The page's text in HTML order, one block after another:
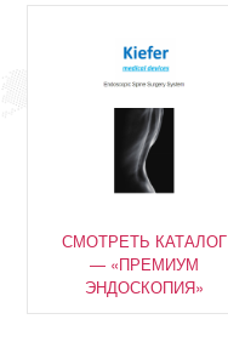
СМОТРЕТЬ КАТАЛОГ
— «ПРЕМИУМ
ЭНДОСКОПИЯ»